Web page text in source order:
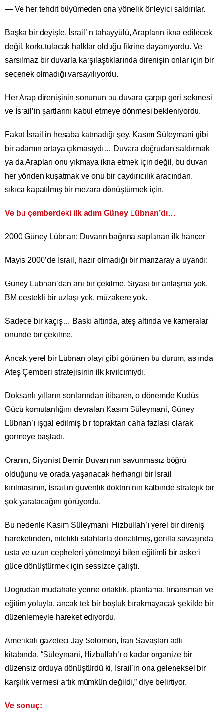
— Ve her tehdit büyümeden ona yönelik önleyici saldırılar.
Başka bir deyişle, İsrail’in tahayyülü, Arapların ikna edilecek
değil, korkutulacak halklar olduğu fikrine dayanıyordu. Ve
sarsılmaz bir duvarla karşılaştıklarında direnişin onlar için bir
seçenek olmadığı varsayılıyordu.
Her Arap direnişinin sonunun bu duvara çarpıp geri sekmesi
ve İsrail’in şartlarını kabul etmeye dönmesi bekleniyordu.
Fakat İsrail’in hesaba katmadığı şey, Kasım Süleymani gibi
bir adamın ortaya çıkmasıydı… Duvara doğrudan saldırmak
ya da Arapları onu yıkmaya ikna etmek için değil, bu duvarı
her yönden kuşatmak ve onu bir caydırıcılık aracından,
sıkıca kapatılmış bir mezara dönüştürmek için.
Ve bu çemberdeki ilk adım Güney Lübnan’dı…
2000 Güney Lübnan: Duvarın bağrına saplanan ilk hançer
Mayıs 2000’de İsrail, hazır olmadığı bir manzarayla uyandı:
Güney Lübnan’dan ani bir çekilme. Siyasi bir anlaşma yok,
BM destekli bir uzlaşı yok, müzakere yok.
Sadece bir kaçış… Baskı altında, ateş altında ve kameralar
önünde bir çekilme.
Ancak yerel bir Lübnan olayı gibi görünen bu durum, aslında
Ateş Çemberi stratejisinin ilk kıvılcımıydı.
Doksanlı yılların sonlarından itibaren, o dönemde Kudüs
Gücü komutanlığını devralan Kasım Süleymani, Güney
Lübnan’ı işgal edilmiş bir topraktan daha fazlası olarak
görmeye başladı.
Oranın, Siyonist Demir Duvarı’nın savunmasız böğrü
olduğunu ve orada yaşanacak herhangi bir İsrail
kırılmasının, İsrail’in güvenlik doktrininin kalbinde stratejik bir
şok yaratacağını görüyordu.
Bu nedenle Kasım Süleymani, Hizbullah’ı yerel bir direniş
hareketinden, nitelikli silahlarla donatılmış, gerilla savaşında
usta ve uzun cepheleri yönetmeyi bilen eğitimli bir askeri
güce dönüştürmek için sessizce çalıştı.
Doğrudan müdahale yerine ortaklık, planlama, finansman ve
eğitim yoluyla, ancak tek bir boşluk bırakmayacak şekilde bir
düzenlemeyle hareket ediyordu.
Amerikalı gazeteci Jay Solomon, İran Savaşları adlı
kitabında, “Süleymani, Hizbullah’ı o kadar organize bir
düzensiz orduya dönüştürdü ki, İsrail’in ona geleneksel bir
karşılık vermesi artık mümkün değildi,” diye belirtiyor.
Ve sonuç: